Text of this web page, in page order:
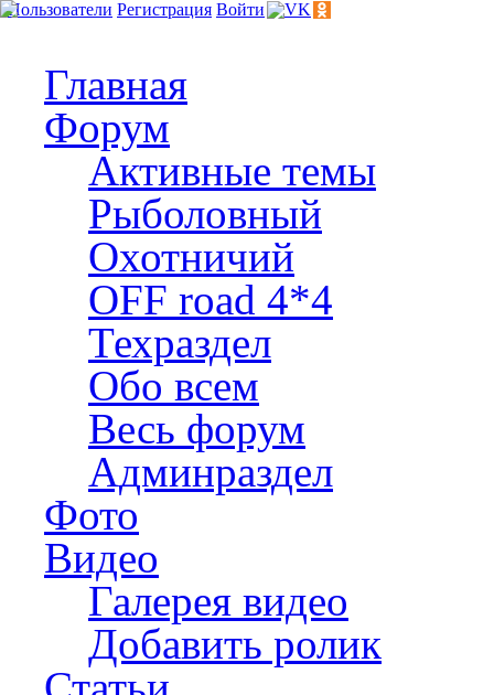
Пользователи Регистрация Войти
Главная
Форум
Активные темы
Рыболовный
Охотничий
OFF road 4*4
Техраздел
Обо всем
Весь форум
Админраздел
Фото
Видео
Галерея видео
Добавить ролик